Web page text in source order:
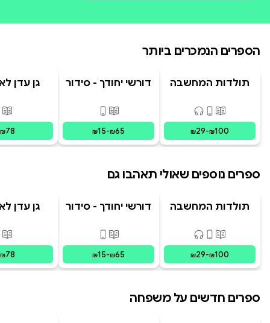
הספרים הנמכרים ביותר
תולדות המחשבה
פורמטים זמינים
מודפס, דיגיטלי, קולי
₪29-₪100
דורשי יחודך - סידור
פורמטים זמינים
מודפס,
₪15-₪65
גן עדן
₪78
ספרים נוספים שאולי תאהבו גם
תולדות המחשבה
פורמטים זמינים
מודפס, דיגיטלי, קולי
₪29-₪100
דורשי יחודך - סידור
פורמטים זמינים
מודפס,
₪15-₪65
גן עדן
₪78
ספרים חדשים על משפחה